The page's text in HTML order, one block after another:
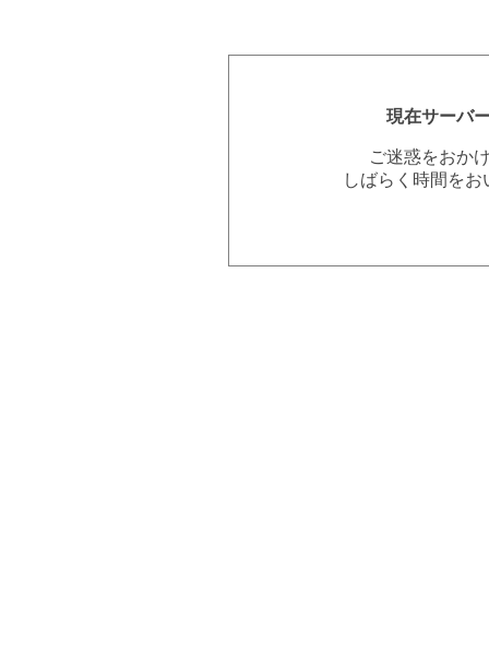
現在サーバ
ご迷惑をおか
しばらく時間を